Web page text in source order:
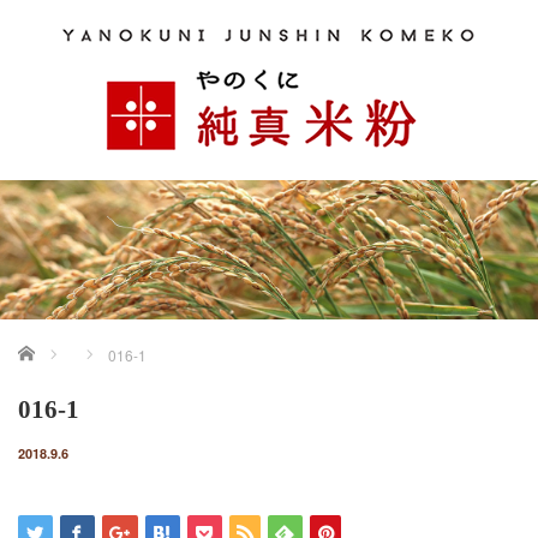
ホーム 016-1
016-1
2018.9.6